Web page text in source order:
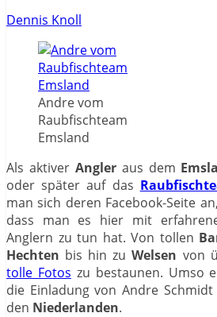
Dennis Knoll
Andre vom
Raubfischteam
Emsland
Als aktiver Angleraus dem
oder später auf das
man sich deren Facebook-Seite
dass man es hier mit
Anglern zu tun hat. Von tollen
Hechten bis hin zuWelsen von
tolle Fotos zu bestaunen. Umso
die Einladung von Andre
den Niederlanden.